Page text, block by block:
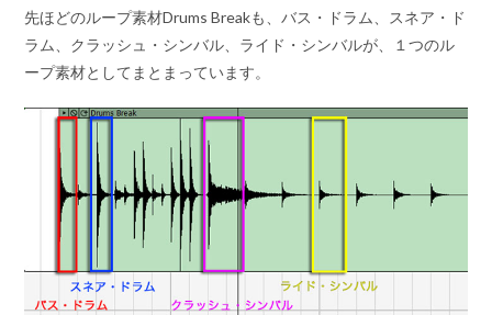
先ほどのループ素材Drums Breakも、バス・ドラム、スネア・ド
ラム、クラッシュ・シンバル、ライド・シンバルが、１つのル
ープ素材としてまとまっています。